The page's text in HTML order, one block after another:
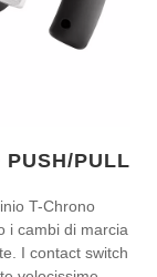
PUSH/PULL
T-Chrono
i cambi di marcia
I contact switch